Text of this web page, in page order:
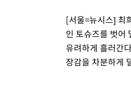
[서울=뉴시스] 최
인 토슈즈를 벗어
유려하게 흘러간
장감을 차분하게